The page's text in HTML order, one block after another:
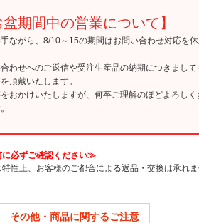
盆期間中の営業について】
ながら、8/10～15の期間はお問い合わせ対応を休
わせへのご返信や受注生産品の納期につきまして
頂戴いたします。
をおかけいたしますが、何卒ご理解のほどよろし
必ずご確認ください≫
特性上、お客様のご都合による返品・交換は承れま
その他・商品に関するご注意